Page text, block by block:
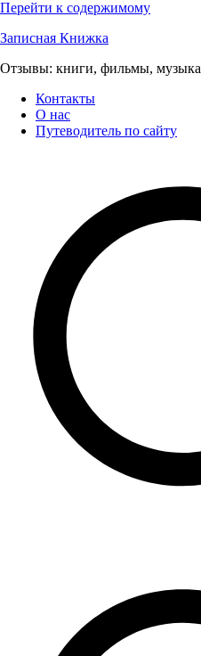
Перейти к содержимому
Записная Книжка
Отзывы: книги, фильмы, музыка
Контакты
О нас
Путеводитель по сайту